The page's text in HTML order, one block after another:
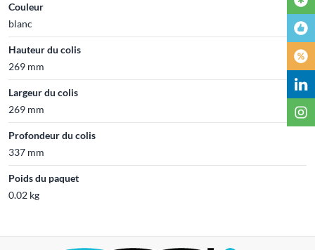
Couleur
blanc
Hauteur du colis
269 mm
Largeur du colis
269 mm
Profondeur du colis
337 mm
Poids du paquet
0.02 kg